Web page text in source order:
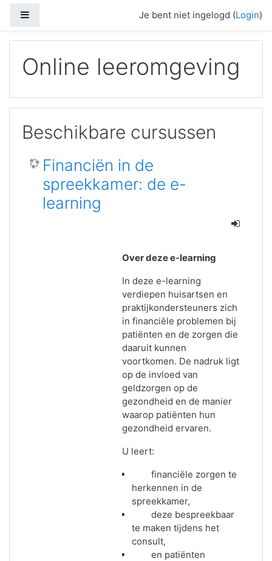
Je bent niet ingelogd (Login)
Online leeromgeving
Beschikbare cursussen
Financiën in de
spreekkamer: de e-
learning
Over deze e-learning
In deze e-learning
verdiepen huisartsen en
praktijkondersteuners zich
in financiële problemen bij
patiënten en de zorgen die
daaruit kunnen
voortkomen. De nadruk ligt
op de invloed van
geldzorgen op de
gezondheid en de manier
waarop patiënten hun
gezondheid ervaren.
U leert:
financiële zorgen te
herkennen in de
spreekkamer,
deze bespreekbaar
te maken tijdens het
consult,
en patiënten